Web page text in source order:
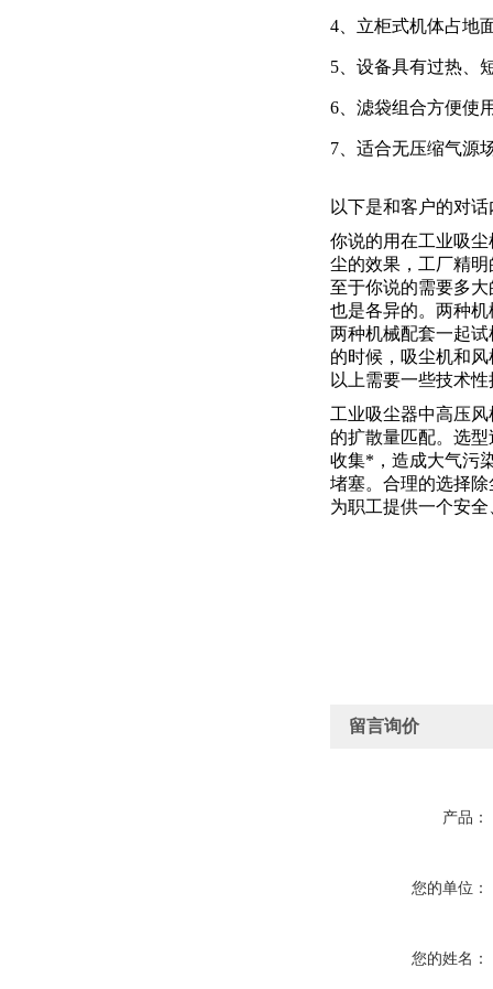
4、立柜式机体占地
5、设备具有过热、
6、滤袋组合方便使
7、适合无压缩气源
以下是和客户的对
你说的用在工业吸
尘的效果，工厂精
至于你说的需要多
也是各异的。两种
两种机械配套一起
的时候，吸尘机和
以上需要一些技术
工业吸尘器中高压
的扩散量匹配。选
收集*，造成大气污
堵塞。合理的选择
为职工提供一个安
留言询价
产品：
您的单位：
您的姓名：